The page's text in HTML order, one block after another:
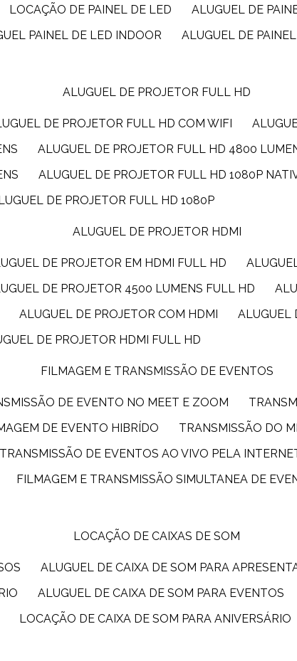
LOCAÇÃO DE PAINEL DE LED
ALUGUEL DE
PAINEL DE LED INDOOR
ALUGUEL DE
ALUGUEL DE PROJETOR FULL HD
DE PROJETOR FULL HD COM WIFI
ALUGUEL DE PROJETOR FULL HD 4800
ALUGUEL DE PROJETOR FULL HD 1080P
ALUGUEL DE PROJETOR FULL HD 1080P
ALUGUEL DE PROJETOR HDMI
DE PROJETOR EM HDMI FULL HD
DE PROJETOR 4500 LUMENS FULL HD
ALUGUEL DE PROJETOR COM HDMI
DE PROJETOR HDMI FULL HD
FILMAGEM E TRANSMISSÃO DE EVENTOS
DE EVENTO NO MEET E ZOOM
DE EVENTO HIBRÍDO
TRANSMISSÃO DO
TRANSMISSÃO DE EVENTOS AO VIVO PELA
FILMAGEM E TRANSMISSÃO SIMULTANEA DE
LOCAÇÃO DE CAIXAS DE SOM
ALUGUEL DE CAIXA DE SOM PARA
ALUGUEL DE CAIXA DE SOM PARA EVENTOS
LOCAÇÃO DE CAIXA DE SOM PARA ANIVERSÁRIO